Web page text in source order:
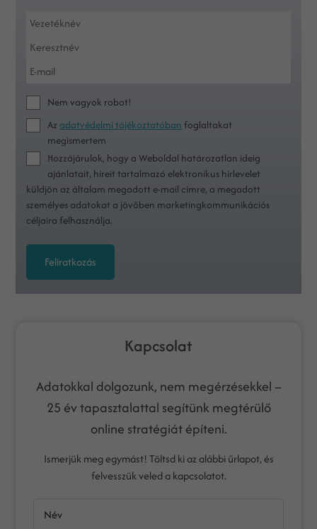
Nem vagyok robot!
Azadatvédelmi tájékoztatóban foglaltakat
megismertem
Hozzájárulok, hogy a Weboldal határozatlan ideig
ajánlatait, híreit tartalmazó elektronikus hírlevelet
küldjön az általam megadott e-mail címre, a megadott
személyes adatokat a jövőben marketingkommunikációs
céljaira felhasználja.
Feliratkozás
Kapcsolat
Adatokkal dolgozunk, nem megérzésekkel –
25 év tapasztalattal segítünk megtérülő
online stratégiát építeni.
Ismerjük meg egymást! Töltsd ki az alábbi űrlapot, és
felvesszük veled a kapcsolatot.
Név